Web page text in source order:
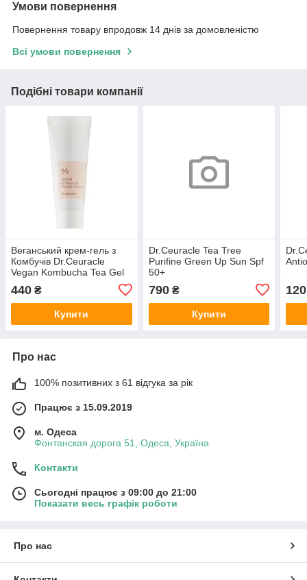
Умови повернення
Повернення товару впродовж 14 днів за домовленістю
Всі умови повернення
Подібні товари компанії
Веганський крем-гель з
Комбучів Dr.Ceuracle
Vegan Kombucha Tea Gel
440 ₴
Купити
Dr.Ceuracle Tea Tree
Purifine Green Up Sun Spf
50+
790₴
Купити
120
Про нас
100% позитивних з 61 відгука за рік
Працює з 15.09.2019
м. Одеса
Фонтанская дорога 51, Одеса, Україна
Контакти
Сьогодні працює з 09:00 до 21:00
Показати весь графік роботи
Про нас